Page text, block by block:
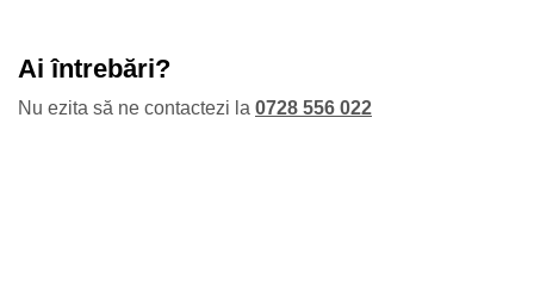
Ai întrebări?
Nu ezita să ne contactezi la 0728 556 022